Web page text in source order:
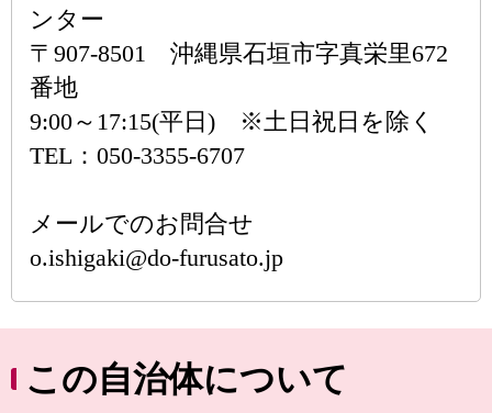
ンター
〒907-8501 沖縄県石垣市字真栄里672
番地
9:00～17:15(平日) ※土日祝日を除く
TEL：050-3355-6707
メールでのお問合せ
o.ishigaki@do-furusato.jp
この自治体について